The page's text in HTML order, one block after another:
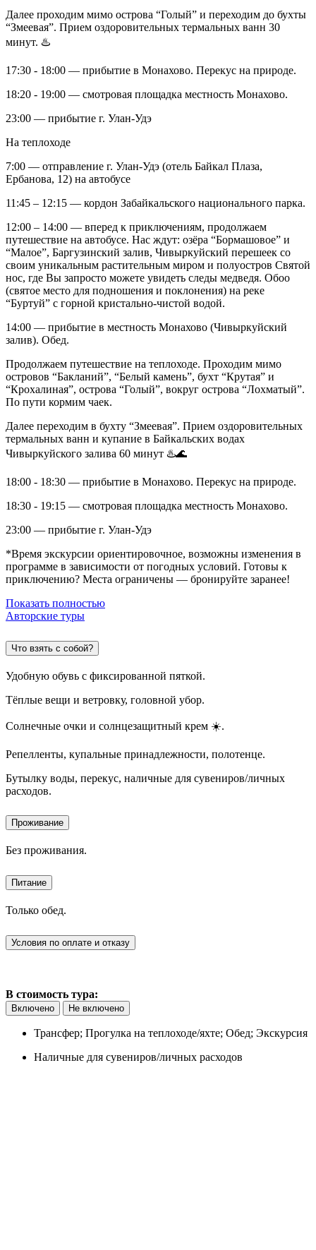
Далее проходим мимо острова “Голый” и переходим до бухты
“Змеевая”. Прием оздоровительных термальных ванн 30
минут. ♨️
17:30 - 18:00 — прибытие в Монахово. Перекус на природе.
18:20 - 19:00 — смотровая площадка местность Монахово.
23:00 — прибытие г. Улан-Удэ
На теплоходе
7:00 — отправление г. Улан-Удэ (отель Байкал Плаза,
Ербанова, 12) на автобусе
11:45 – 12:15 — кордон Забайкальского национального парка.
12:00 – 14:00 — вперед к приключениям, продолжаем
путешествие на автобусе. Нас ждут: озёра “Бормашовое” и
“Малое”, Баргузинский залив, Чивыркуйский перешеек со
своим уникальным растительным миром и полуостров Святой
нос, где Вы запросто можете увидеть следы медведя. Обоо
(святое место для подношения и поклонения) на реке
“Буртуй” с горной кристально-чистой водой.
14:00 — прибытие в местность Монахово (Чивыркуйский
залив). Обед.
Продолжаем путешествие на теплоходе. Проходим мимо
островов “Бакланий”, “Белый камень”, бухт “Крутая” и
“Крохалиная”, острова “Голый”, вокруг острова “Лохматый”.
По пути кормим чаек.
Далее переходим в бухту “Змеевая”. Прием оздоровительных
термальных ванн и купание в Байкальских водах
Чивыркуйского залива 60 минут ♨️🌊
18:00 - 18:30 — прибытие в Монахово. Перекус на природе.
18:30 - 19:15 — смотровая площадка местность Монахово.
23:00 — прибытие г. Улан-Удэ
*Время экскурсии ориентировочное, возможны изменения в
программе в зависимости от погодных условий. Готовы к
приключению? Места ограничены — бронируйте заранее!
Показать полностью
Авторские туры
Что взять с собой?
Удобную обувь с фиксированной пяткой.
Тёплые вещи и ветровку, головной убор.
Солнечные очки и солнцезащитный крем ☀️.
Репелленты, купальные принадлежности, полотенце.
Бутылку воды, перекус, наличные для сувениров/личных
расходов.
Проживание
Без проживания.
Питание
Только обед.
Условия по оплате и отказу
В стоимость тура:
Включено Не включено
Трансфер; Прогулка на теплоходе/яхте; Обед; Экскурсия
Наличные для сувениров/личных расходов